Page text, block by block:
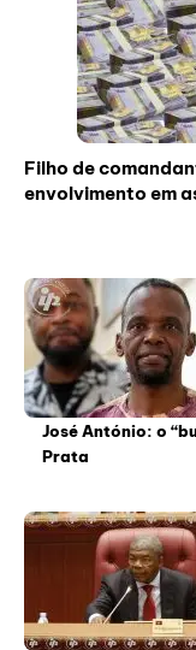
Filho de
envolvimento em
José António: o
Prata